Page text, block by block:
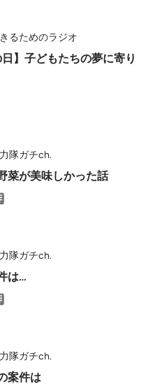
るためのラジオ
】子どもたちの夢に寄り
隊ガチch.
菜が美味しかった話
隊ガチch.
は…
隊ガチch.
案件は